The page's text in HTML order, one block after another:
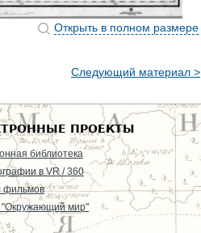
Открыть в полном размере
Следующий материал >
ПРОЕКТЫ
библиотека
в VR / 360
фильмов
"Окружающий мир"